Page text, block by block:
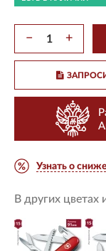
− +
Узнать о
В других цветах